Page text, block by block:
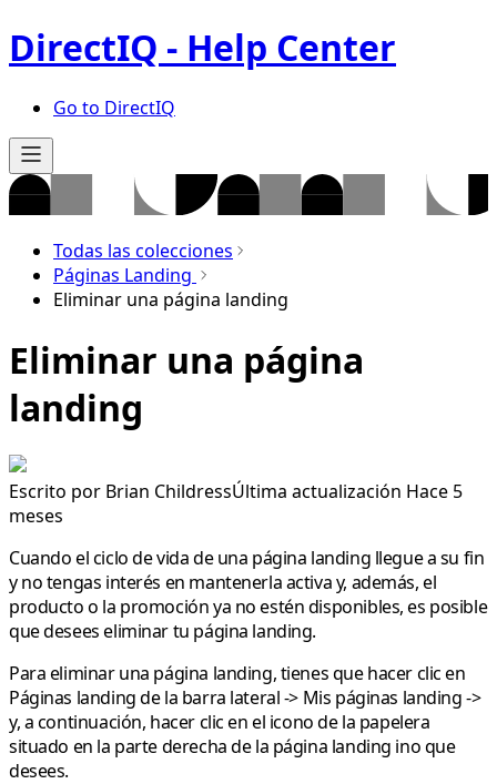
DirectIQ - Help Center
Go to DirectIQ
Todas las colecciones
Páginas Landing
Eliminar una página landing
Eliminar una página
landing
Escrito por Brian ChildressÚltima actualización Hace 5
meses
Cuando el ciclo de vida de una página landing llegue a su fin
y no tengas interés en mantenerla activa y, además, el
producto o la promoción ya no estén disponibles, es posible
que deseeseliminartu página landing.
Para eliminar una página landing, tienes que hacer clic en
Páginas landing de la barra lateral -> Mis páginas landing ->
y, a continuación, hacer clic en el icono de la papelera
situado en la parte derecha de la página landing ino que
desees.